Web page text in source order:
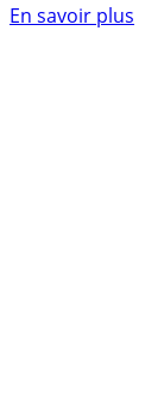
En savoir plus